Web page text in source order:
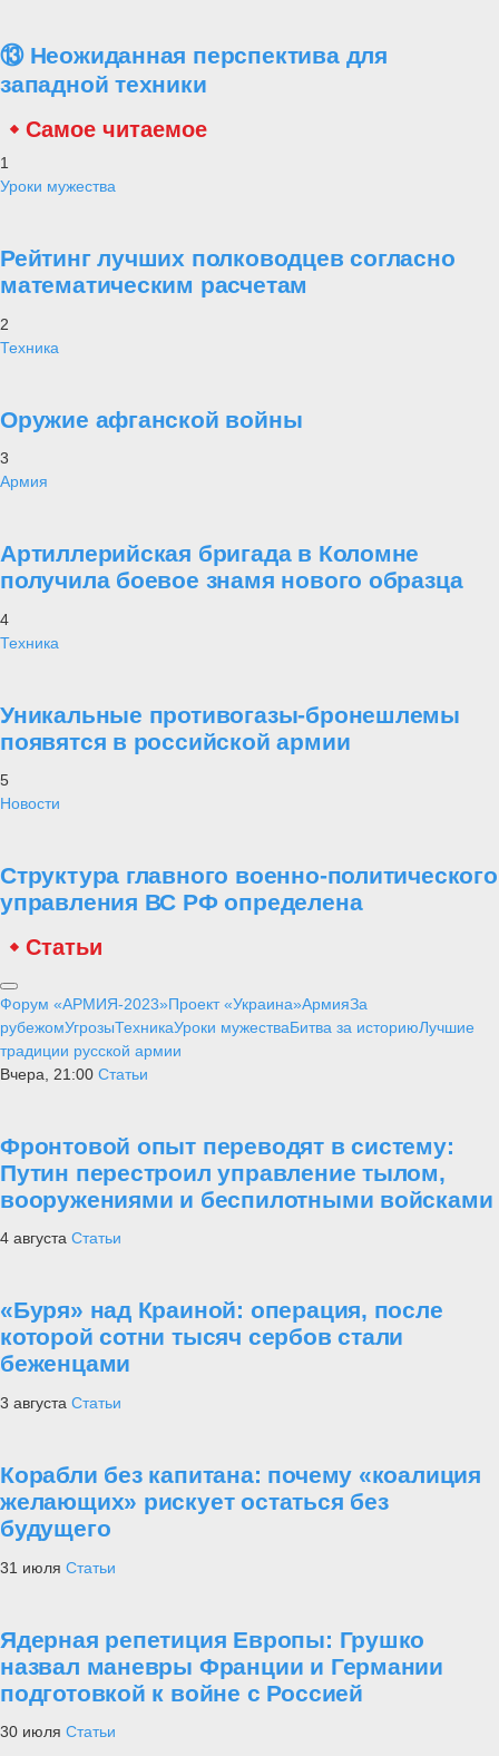
⑬ Неожиданная перспектива для
западной техники
Самое читаемое
1
Уроки мужества
Рейтинг лучших полководцев согласно
математическим расчетам
2
Техника
Оружие афганской войны
3
Армия
Артиллерийская бригада в Коломне
получила боевое знамя нового образца
4
Техника
Уникальные противогазы-бронешлемы
появятся в российской армии
5
Новости
Структура главного военно-политического
управления ВС РФ определена
Статьи
Форум «АРМИЯ-2023»Проект «Украина»АрмияЗа
рубежомУгрозыТехникаУроки мужестваБитва за историюЛучшие
традиции русской армии
Вчера, 21:00 Статьи
Фронтовой опыт переводят в систему:
Путин перестроил управление тылом,
вооружениями и беспилотными войсками
4 августа Статьи
«Буря» над Краиной: операция, после
которой сотни тысяч сербов стали
беженцами
3 августа Статьи
Корабли без капитана: почему «коалиция
желающих» рискует остаться без
будущего
31 июля Статьи
Ядерная репетиция Европы: Грушко
назвал маневры Франции и Германии
подготовкой к войне с Россией
30 июля Статьи